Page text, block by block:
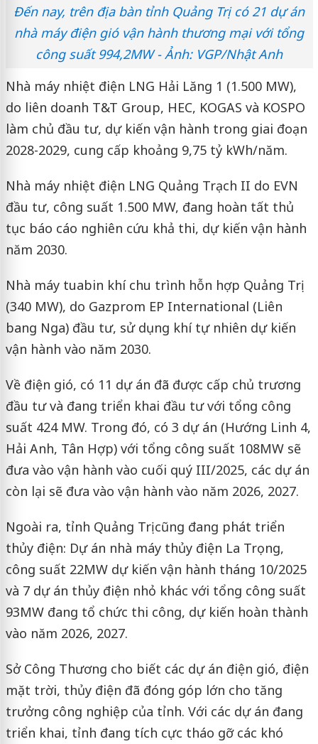
Đến nay, trên địa bàn tỉnh Quảng Trị có 21 dự án
nhà máy điện gió vận hành thương mại với tổng
công suất 994,2MW - Ảnh: VGP/Nhật Anh
Nhà máy nhiệt điện LNG Hải Lăng 1 (1.500 MW),
do liên doanh T&T Group, HEC, KOGAS và KOSPO
làm chủ đầu tư, dự kiến vận hành trong giai đoạn
2028-2029, cung cấp khoảng 9,75 tỷ kWh/năm.
Nhà máy nhiệt điện LNG Quảng Trạch II do EVN
đầu tư, công suất 1.500 MW, đang hoàn tất thủ
tục báo cáo nghiên cứu khả thi, dự kiến vận hành
năm 2030.
Nhà máy tuabin khí chu trình hỗn hợp Quảng Trị
(340 MW), do Gazprom EP International (Liên
bang Nga) đầu tư, sử dụng khí tự nhiên dự kiến
vận hành vào năm 2030.
Về điện gió, có 11 dự án đã được cấp chủ trương
đầu tư và đang triển khai đầu tư với tổng công
suất 424 MW. Trong đó, có 3 dự án (Hướng Linh 4,
Hải Anh, Tân Hợp) với tổng công suất 108MW sẽ
đưa vào vận hành vào cuối quý III/2025, các dự án
còn lại sẽ đưa vào vận hành vào năm 2026, 2027.
Ngoài ra, tỉnh Quảng Trị cũng đang phát triển
thủy điện: Dự án nhà máy thủy điện La Trọng,
công suất 22MW dự kiến vận hành tháng 10/2025
và 7 dự án thủy điện nhỏ khác với tổng công suất
93MW đang tổ chức thi công, dự kiến hoàn thành
vào năm 2026, 2027.
Sở Công Thương cho biết các dự án điện gió, điện
mặt trời, thủy điện đã đóng góp lớn cho tăng
trưởng công nghiệp của tỉnh. Với các dự án đang
triển khai, tỉnh đang tích cực tháo gỡ các khó